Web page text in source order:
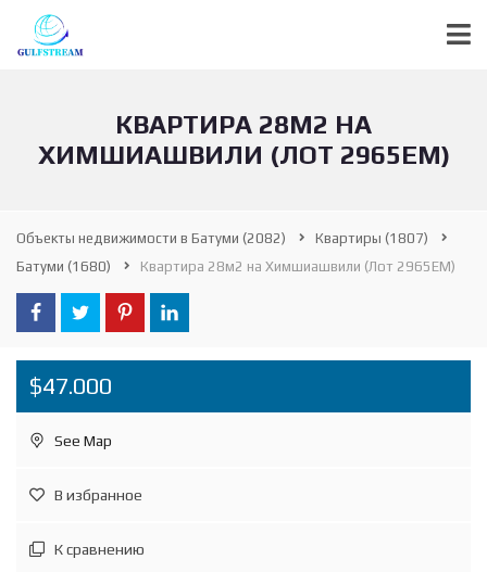
КВАРТИРА 28М2 НА
ХИМШИАШВИЛИ (ЛОТ 2965ЕМ)
Объекты недвижимости в Батуми (2082) Квартиры (1807)
Батуми (1680) Квартира 28м2 на Химшиашвили (Лот 2965ЕМ)
$47.000
See Map
В избранное
К сравнению